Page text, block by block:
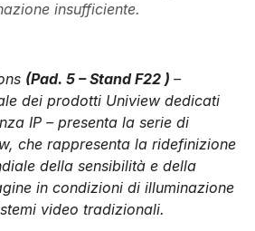
insufficiente.
(Pad. 5 – Stand F22 ) –
dei prodotti Uniview dedicati
IP – presenta la serie di
che rappresenta la ridefinizione
della sensibilità e della
in condizioni di illuminazione
video tradizionali.